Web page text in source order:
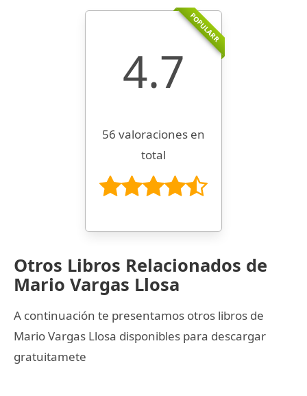
POPULARR
4.7
56 valoraciones en
total
Otros Libros Relacionados de
Mario Vargas Llosa
A continuación te presentamos otros libros de
Mario Vargas Llosa disponibles para descargar
gratuitamete